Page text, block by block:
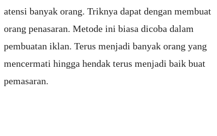
atensi banyak orang. Triknya dapat dengan membuat
orang penasaran. Metode ini biasa dicoba dalam
pembuatan iklan. Terus menjadi banyak orang yang
mencermati hingga hendak terus menjadi baik buat
pemasaran.